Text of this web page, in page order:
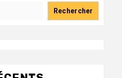
Rechercher